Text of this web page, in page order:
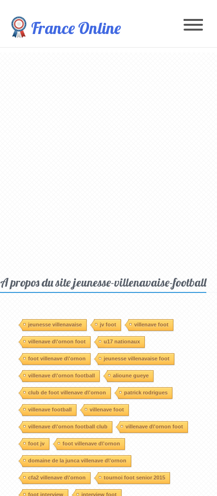
France Online
A propos du site jeunesse-villenavaise-football
jeunesse villenavaise jv foot villenave foot
villenave d\'ornon foot u17 nationaux
foot villenave d\'ornon jeunesse villenavaise foot
villenave d\'ornon football alioune gueye
club de foot villenave d\'ornon patrick rodrigues
villenave football villenave foot
villenave d\'ornon football club villenave d\'ornon foot
foot jv foot villenave d\'ornon
domaine de la junca villenave d\'ornon
cfa2 villenave d\'ornon tournoi foot senior 2015
foot interview interview foot